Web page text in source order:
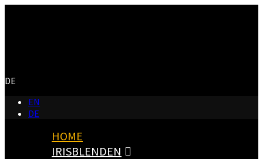
DE
EN
DE
HOME
IRISBLENDEN